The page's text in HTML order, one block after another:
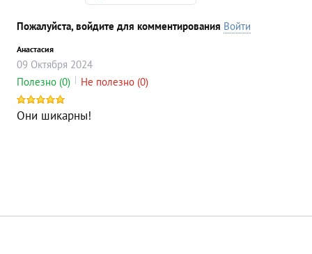
Пожалуйста, войдите для комментирования Войти
Анастасия
09 Октября 2024
Полезно (0) Не полезно (0)
Они шикарны!